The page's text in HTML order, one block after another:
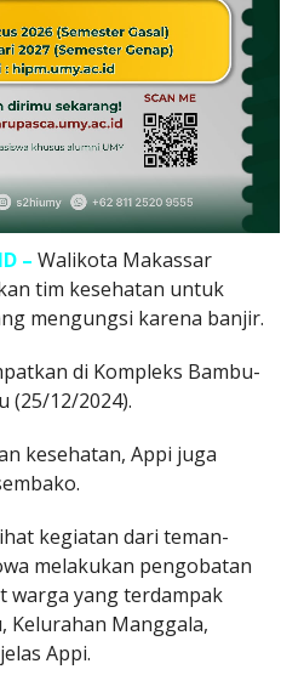
– Walikota Makassar
tim kesehatan untuk
mengungsi karena banjir.
di Kompleks Bambu-
(25/12/2024).
kesehatan, Appi juga
kegiatan dari teman-
melakukan pengobatan
warga yang terdampak
Kelurahan Manggala,
Appi.